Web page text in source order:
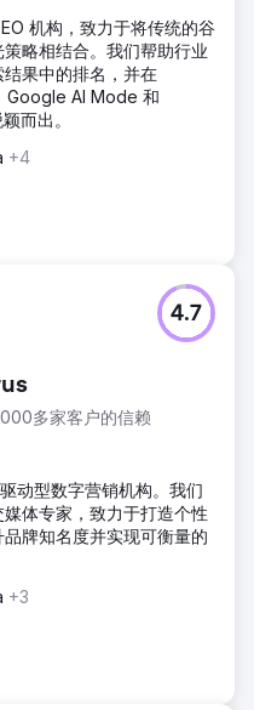
机构，致力于将传统的谷
略相结合。我们帮助行业
果中的排名，并在
Google AI Mode 和
而出。
+4
多家客户的信赖
4.7
动型数字营销机构。我们
体专家，致力于打造个性
牌知名度并实现可衡量的
+3